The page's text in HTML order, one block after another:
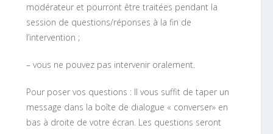
modérateur et pourront être traitées pendant la
session de questions/réponses à la fin de
l’intervention ;
– vous ne pouvez pas intervenir oralement.
Pour poser vos questions : Il vous suffit de taper un
message dans la boîte de dialogue « converser» en
bas à droite de votre écran. Les questions seront